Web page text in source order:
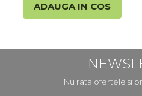
ADAUGA IN COS
Nu rata ofertele si